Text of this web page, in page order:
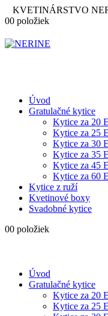
KVETINÁRSTVO
00 položiek
Úvod
Gratulačné kytice
Kytice za 20
Kytice za 25
Kytice za 30
Kytice za 35
Kytice za 45
Kytice za 60
Kytice z ruží
Kvetinové boxy
Svadobné kytice
00 položiek
Úvod
Gratulačné kytice
Kytice za 20
Kytice za 25